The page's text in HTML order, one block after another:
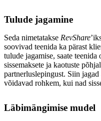
Tulude jagamine
Seda nimetatakse RevShare
soovivad teenida ka pärast
tulude jagamise, saate
sissemaksete ja kaotuste
partnerluslepingust. Siin
võidavad rohkem, kui nad
Läbimängimise mudel